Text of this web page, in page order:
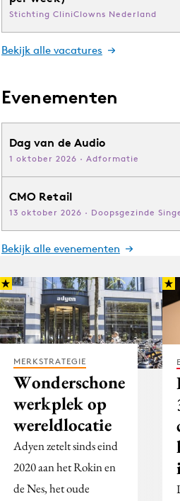
Stichting CliniClowns Nederland
Bekijk alle vacatures
Evenementen
Dag van de Audio
1 oktober 2026 · Adformatie
CMO Retail
13 oktober 2026 · Doopsgezinde
Bekijk alle evenementen
MERKSTRATEGIE
Wonderschone
werkplek op
wereldlocatie
Adyen zetelt sinds eind
2020 aan het Rokin en
de Nes, het oude